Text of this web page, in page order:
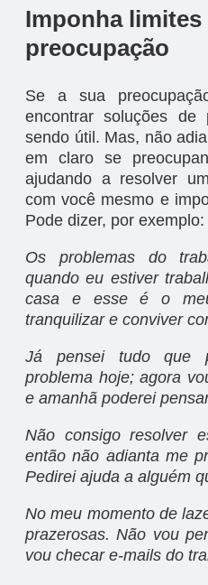
Imponha limites
preocupação
Se a sua
encontrar soluções de
sendo útil. Mas, não
em claro se
ajudando a resolver
com você mesmo e
Pode dizer, por exemplo:
Os problemas do
quando eu estiver
casa e esse é o
tranquilizar e conviver
Já pensei tudo que
problema hoje; agora
e amanhã poderei
Não consigo resolver
então não adianta me
Pedirei ajuda a alguém
No meu momento de
prazerosas. Não vou
vou checar e-mails do